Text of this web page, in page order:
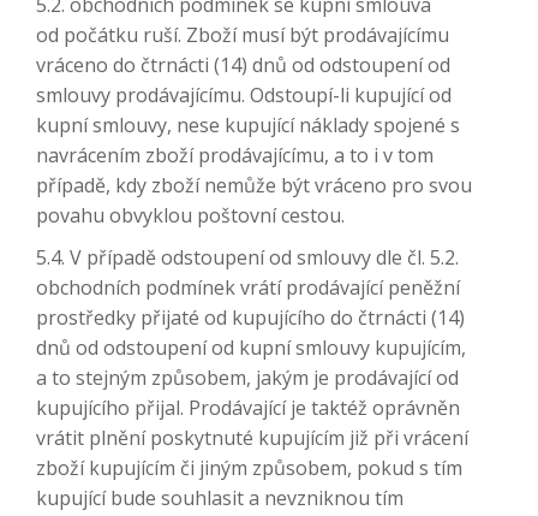
od počátku ruší. Zboží musí být prodávajícímu
vráceno do čtrnácti (14) dnů od odstoupení od
smlouvy prodávajícímu. Odstoupí-li kupující od
kupní smlouvy, nese kupující náklady spojené s
navrácením zboží prodávajícímu, a to i v tom
případě, kdy zboží nemůže být vráceno pro svou
povahu obvyklou poštovní cestou.
5.4. V případě odstoupení od smlouvy dle čl. 5.2.
obchodních podmínek vrátí prodávající peněžní
prostředky přijaté od kupujícího do čtrnácti (14)
dnů od odstoupení od kupní smlouvy kupujícím,
a to stejným způsobem, jakým je prodávající od
kupujícího přijal. Prodávající je taktéž oprávněn
vrátit plnění poskytnuté kupujícím již při vrácení
zboží kupujícím či jiným způsobem, pokud s tím
kupující bude souhlasit a nevzniknou tím